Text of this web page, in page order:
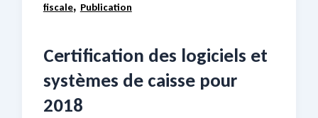
fiscale, Publication
Certification des logiciels et
systèmes de caisse pour
2018